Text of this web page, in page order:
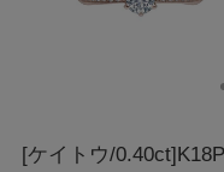
[ケイトウ/